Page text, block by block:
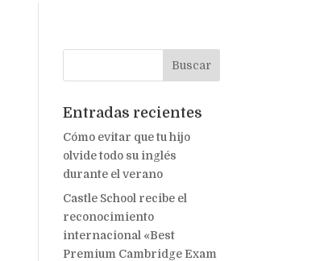
Entradas recientes
Cómo evitar que tu hijo
olvide todo su inglés
durante el verano
Castle School recibe el
reconocimiento
internacional «Best
Premium Cambridge Exam